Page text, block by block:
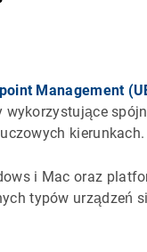
Management
wykorzystujące
kierunkach.
i Mac oraz
typów urządzeń